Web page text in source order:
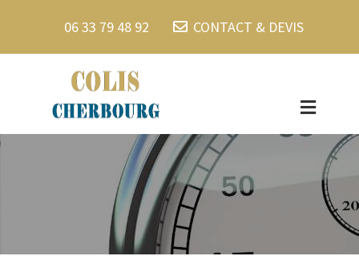
06 33 79 48 92 CONTACT & DEVIS